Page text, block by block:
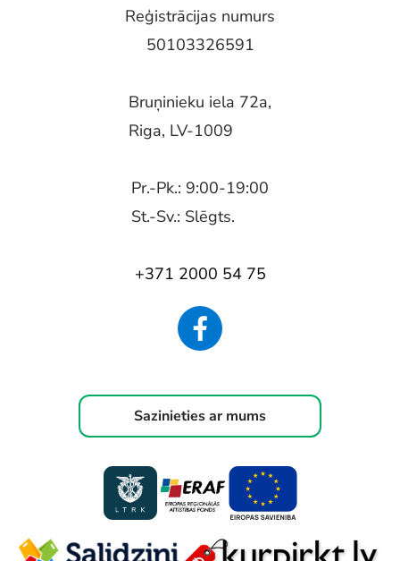
Reģistrācijas numurs
50103326591
Bruņinieku iela 72a,
Riga, LV-1009
Pr.-Pk.: 9:00-19:00
St.-Sv.: Slēgts.
+371 2000 54 75
Sazinieties ar mums